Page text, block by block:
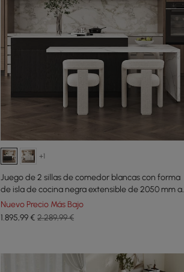
+1
Juego de 2 sillas de comedor blancas con forma
de isla de cocina negra extensible de 2050 mm a
2680 mm
Nuevo Precio Más Bajo
1.895,99€ 2.289,99 €